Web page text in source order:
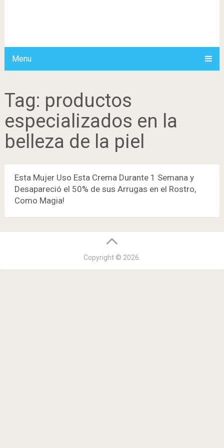
Menu
Tag: productos
especializados en la
belleza de la piel
Esta Mujer Uso Esta Crema Durante 1 Semana y
Desapareció el 50% de sus Arrugas en el Rostro,
Como Magia!
Copyright © 2026.